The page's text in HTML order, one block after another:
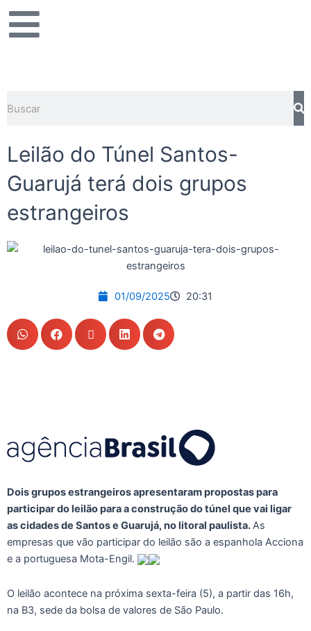
para
Leilão do Túnel Santos-
Guarujá terá dois grupos
estrangeiros
01/09/2025 20:31
Dois grupos estrangeiros apresentaram propostas para
participar do leilão para a construção do túnel que vai ligar
as cidades de Santos e Guarujá, no litoral paulista.As
empresas que vão participar do leilão são a espanhola Acciona
e a portuguesa Mota-Engil.
O leilão acontece na próxima sexta-feira (5), a partir das 16h,
na B3, sede da bolsa de valores de São Paulo.